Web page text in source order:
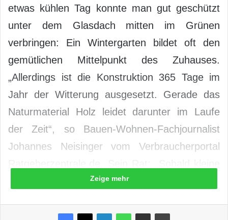
etwas kühlen Tag konnte man gut geschützt
unter dem Glasdach mitten im Grünen
verbringen: Ein Wintergarten bildet oft den
gemütlichen Mittelpunkt des Zuhauses.
„Allerdings ist die Konstruktion 365 Tage im
Jahr der Witterung ausgesetzt. Gerade das
Naturmaterial Holz leidet darunter im Laufe
der Zeit“, so Bauen-Wohnen-Fachjournalist
Johannes Neisinger vom Verbraucherportal
Farbbrocken abblättern oder Risse sichtbar
– bevor die Schäden noch größer werden.“
Zeige mehr